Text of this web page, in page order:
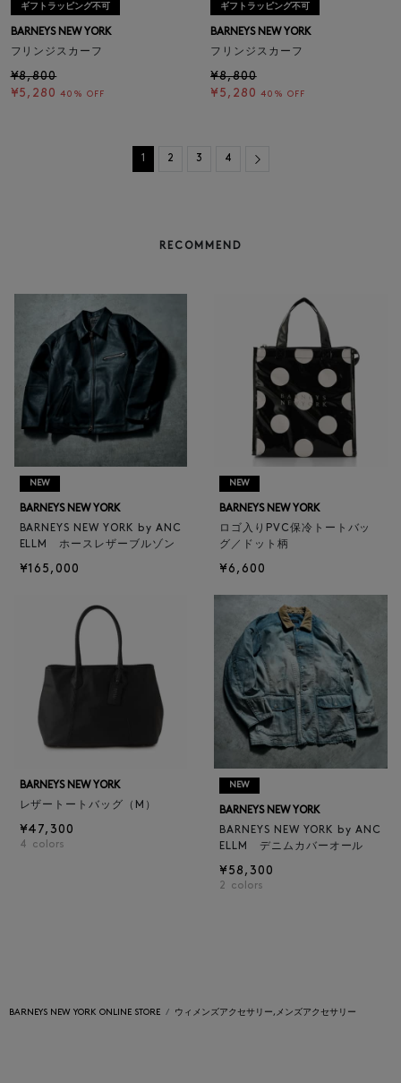
ギフトラッピング不可
BARNEYS NEW YORK
フリンジスカーフ
¥8,800
¥5,280 40% OFF
ギフトラッピング不可
BARNEYS NEW YORK
フリンジスカーフ
¥8,800
¥5,280 40% OFF
1 2 3 4 Next
RECOMMEND
NEW
BARNEYS NEW YORK
BARNEYS NEW YORK by ANC
ELLM ホースレザーブルゾン
¥165,000
NEW
BARNEYS NEW YORK
ロゴ入りPVC保冷トートバッ
グ／ドット柄
¥6,600
BARNEYS NEW YORK
レザートートバッグ（M）
¥47,300
4 colors
NEW
BARNEYS NEW YORK
BARNEYS NEW YORK by ANC
ELLM デニムカバーオール
¥58,300
2 colors
BARNEYS NEW YORK ONLINE STORE ウィメンズアクセサリー,メンズアクセサリー